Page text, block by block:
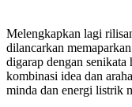
Melengkapkan lagi
dilancarkan
digarap dengan senikata
kombinasi idea dan
minda dan energi listrik